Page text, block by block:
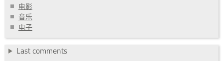
电影
音乐
电子
Last comments